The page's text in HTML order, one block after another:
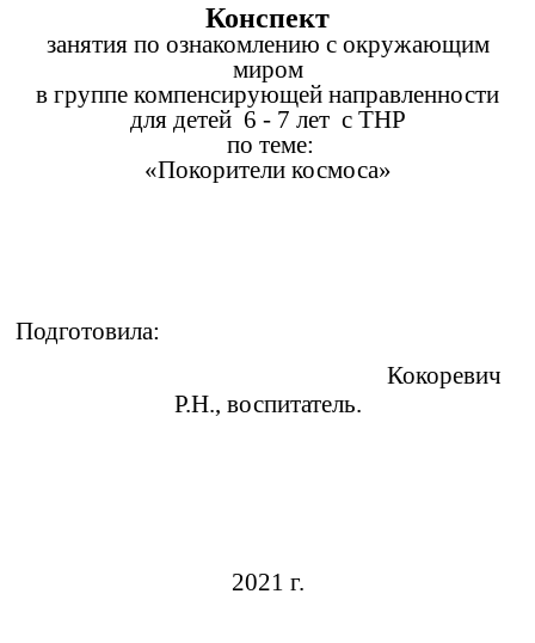
Конспект
занятия по ознакомлению с окружающим
миром
в группе компенсирующей направленности
для детей 6 - 7 лет с ТНР
по теме:
«Покорители космоса»
Подготовила:
Кокоревич
Р.Н., воспитатель.
2021 г.